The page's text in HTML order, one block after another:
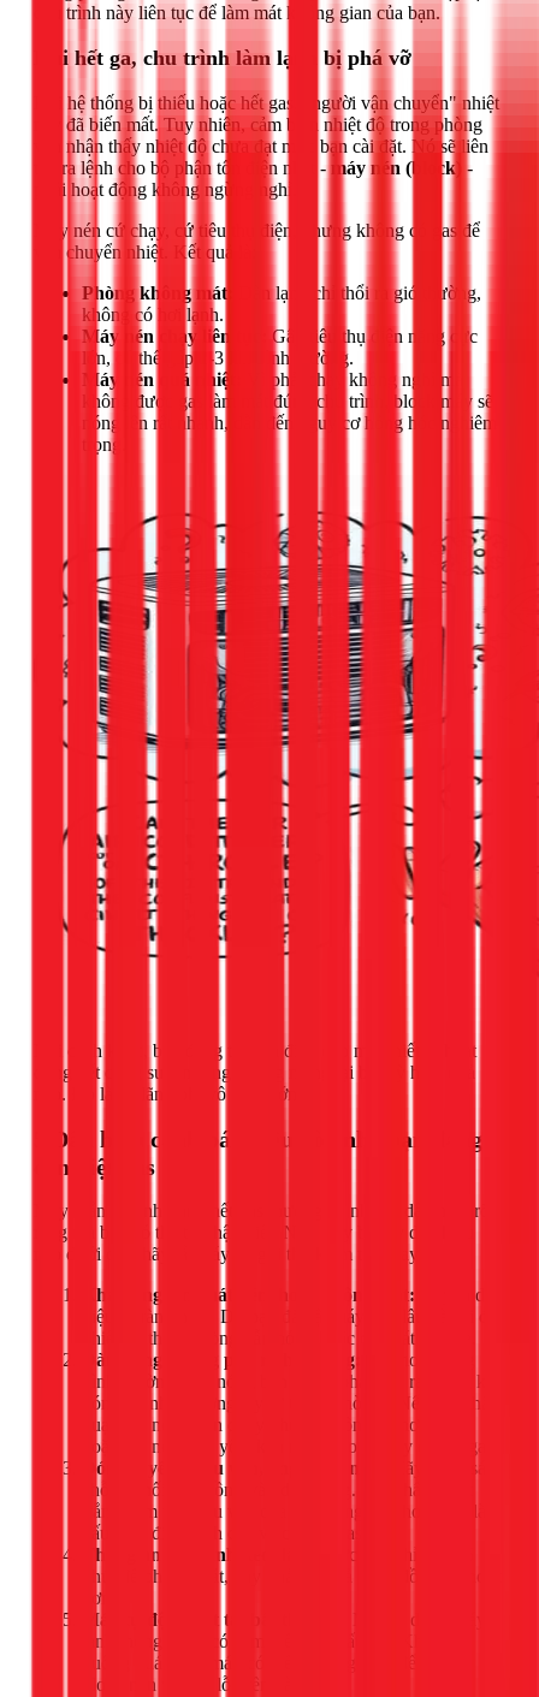
chu trình này liên tục để làm mát không gian của bạn.
Khi hết ga, chu trình làm lạnh bị phá vỡ
Khi hệ thống bị thiếu hoặc hết gas, "người vận chuyển" nhiệt
này đã biến mất. Tuy nhiên, cảm biến nhiệt độ trong phòng
vẫn nhận thấy nhiệt độ chưa đạt mức bạn cài đặt. Nó sẽ liên
tục ra lệnh cho bộ phận tốn điện nhất - máy nén (block) -
phải hoạt động không ngừng nghỉ.
Máy nén cứ chạy, cứ tiêu thụ điện, nhưng không có gas để
vận chuyển nhiệt. Kết quả là:
Phòng không mát:
Dàn lạnh chỉ thổi ra gió thường,
không có hơi lạnh.
Máy nén chạy liên tục:
Gây tiêu thụ điện năng cực
lớn, có thể gấp 2-3 lần bình thường.
Máy nén quá nhiệt:
Vì phải chạy không nghỉ mà
không được gas làm mát đúng chu trình, block máy sẽ
nóng lên rất nhanh, dẫn đến nguy cơ hỏng hóc nghiêm
trọng.
Nói cách khác, bạn đang trả tiền điện cho một thiết bị hoạt
động hết công suất nhưng không mang lại bất kỳ hiệu quả
nào. Đó là sự lãng phí vô cùng lớn.
5 Dấu hiệu cảnh báo điều hòa nhà bạn đang
cạn kiệt gas
May mắn là, tình trạng hết gas thường có những dấu hiệu rõ
ràng mà bạn có thể tự nhận biết. Nếu thấy bất kỳ dấu hiệu
nào dưới đây, hãy tắt máy và gọi thợ kiểm tra ngay:
Khả năng làm mát kém hoặc không mát: Đây là dấu
hiệu rõ ràng nhất. Dù bạn đã bật máy khá lâu và cài đặt
nhiệt độ thấp, phòng vẫn nóng hoặc chỉ mát rất nhẹ.
Dàn nóng không phả ra hơi nóng:
Khi hoạt động
bình thường, dàn nóng bên ngoài phải phả ra luồng khí
nóng (là nhiệt lượng lấy từ trong phòng). Nếu bạn thấy
quạt dàn nóng vẫn quay nhưng không có hơi nóng,
hoặc hơi nóng rất yếu, khả năng cao là máy đã hết gas.
Đóng tuyết ở đầu van, ống đồng nhỏ:
Hãy quan sát
chỗ kết nối ống đồng vào dàn nóng. Nếu thấy tuyết
trắng bám vào đầu van của ống đồng nhỏ hơn, đây là
dấu hiệu điển hình của việc thiếu gas.
Thời gian làm lạnh kéo dài:
Trước đây chỉ mất 15
phút để phòng mát, nay phải mất cả tiếng đồng hồ hoặc
hơn.
Máy tự động bật tắt bất thường:
Một số dòng máy
lạnh thông minh có cảm biến áp suất gas. Khi gas
xuống quá thấp, máy có thể tự động ngắt để bảo vệ
block nén và báo lỗi trên dàn lạnh.